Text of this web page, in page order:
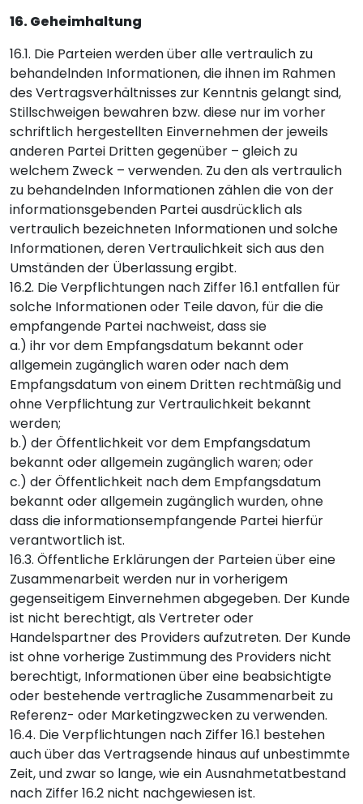
16. Geheimhaltung
16.1. Die Parteien werden über alle vertraulich zu
behandelnden Informationen, die ihnen im Rahmen
des Vertragsverhältnisses zur Kenntnis gelangt sind,
Stillschweigen bewahren bzw. diese nur im vorher
schriftlich hergestellten Einvernehmen der jeweils
anderen Partei Dritten gegenüber – gleich zu
welchem Zweck – verwenden. Zu den als vertraulich
zu behandelnden Informationen zählen die von der
informationsgebenden Partei ausdrücklich als
vertraulich bezeichneten Informationen und solche
Informationen, deren Vertraulichkeit sich aus den
Umständen der Überlassung ergibt.
16.2. Die Verpflichtungen nach Ziffer 16.1 entfallen für
solche Informationen oder Teile davon, für die die
empfangende Partei nachweist, dass sie
a.) ihr vor dem Empfangsdatum bekannt oder
allgemein zugänglich waren oder nach dem
Empfangsdatum von einem Dritten rechtmäßig und
ohne Verpflichtung zur Vertraulichkeit bekannt
werden;
b.) der Öffentlichkeit vor dem Empfangsdatum
bekannt oder allgemein zugänglich waren; oder
c.) der Öffentlichkeit nach dem Empfangsdatum
bekannt oder allgemein zugänglich wurden, ohne
dass die informationsempfangende Partei hierfür
verantwortlich ist.
16.3. Öffentliche Erklärungen der Parteien über eine
Zusammenarbeit werden nur in vorherigem
gegenseitigem Einvernehmen abgegeben. Der Kunde
ist nicht berechtigt, als Vertreter oder
Handelspartner des Providers aufzutreten. Der Kunde
ist ohne vorherige Zustimmung des Providers nicht
berechtigt, Informationen über eine beabsichtigte
oder bestehende vertragliche Zusammenarbeit zu
Referenz- oder Marketingzwecken zu verwenden.
16.4. Die Verpflichtungen nach Ziffer 16.1 bestehen
auch über das Vertragsende hinaus auf unbestimmte
Zeit, und zwar so lange, wie ein Ausnahmetatbestand
nach Ziffer 16.2 nicht nachgewiesen ist.